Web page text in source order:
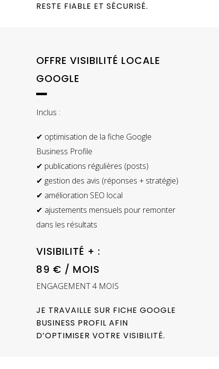
RESTE FIABLE ET SÉCURISÉ.
OFFRE VISIBILITÉ LOCALE
GOOGLE
Inclus :
✔ optimisation de la fiche Google
Business Profile
✔ publications régulières (posts)
✔ gestion des avis (réponses + stratégie)
✔ amélioration SEO local
✔ ajustements mensuels pour remonter
dans les résultats
VISIBILITÉ + :
89 € / MOIS
ENGAGEMENT 4 MOIS
JE TRAVAILLE SUR FICHE GOOGLE
BUSINESS PROFIL AFIN
D’OPTIMISER VOTRE VISIBILITÉ.